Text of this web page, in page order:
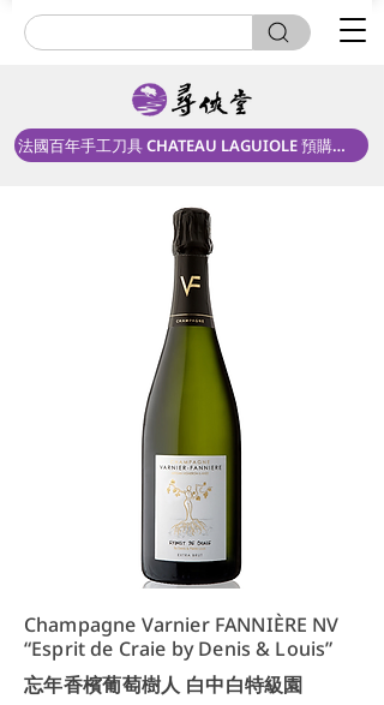
法國百年手工刀具 CHATEAU LAGUIOLE 預購中！
Champagne Varnier FANNIÈRE NV
“Esprit de Craie by Denis & Louis”
忘年香檳葡萄樹人 白中白特級園